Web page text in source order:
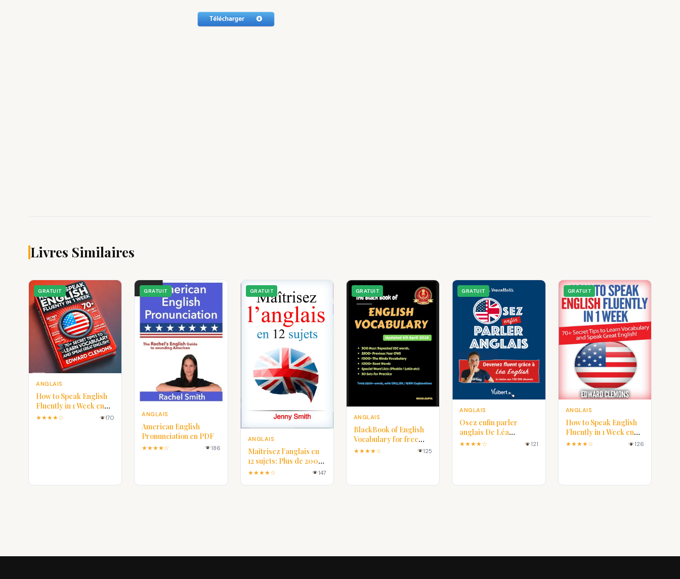
Livres Similaires
GRATUIT
ANGLAIS
How to Speak English
Fluently in 1 Week en
PDF
★★★★☆ 170
GRATUIT
ANGLAIS
American English
Pronunciation en PDF
★★★★☆ 186
GRATUIT
ANGLAIS
Maîtrisez l’anglais en
12 sujets: Plus de 200
mots et phrases
★★★★☆ 147
GRATUIT
ANGLAIS
BlackBook of English
Vocabulary for free
PDF
★★★★☆ 125
GRATUIT
ANGLAIS
Osez enfin parler
anglais De Léa
Vercellotti PDF
★★★★☆ 121
GRATUIT
ANGLAIS
How to Speak English
Fluently in 1 Week en
PDF
★★★★☆ 126